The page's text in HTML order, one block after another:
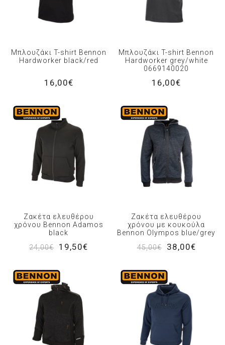
Μπλουζάκι T-shirt Bennon
Hardworker black/red
16,00€
Μπλουζάκι T-shirt Bennon
Hardworker grey/white
0669140020
16,00€
Ζακέτα ελευθέρου
χρόνου Bennon Adamos
black
24,00€
19,50€
Ζακέτα ελευθέρου
χρόνου με κουκούλα
Bennon Olympos blue/grey
45,00€
38,00€